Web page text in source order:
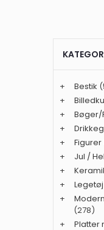
+ Bestik
+
+
Bøger/
+
+
Figurer
+
Jul /
+
+
Legetøj
+
(278)
+
Platter